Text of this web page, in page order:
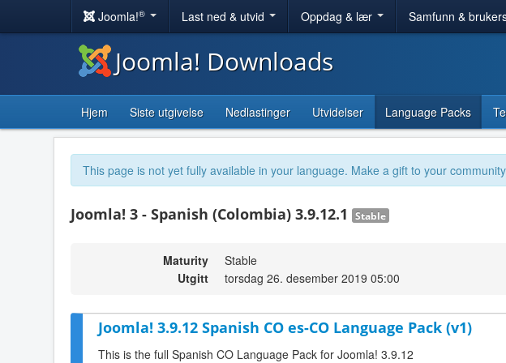
Joomla!® Last ned & utvid Oppdag & lær Samfunn &
Joomla! Downloads
Hjem Siste utgivelse Nedlastinger Utvidelser Language Packs
This page is not yet fully available in your language. Make a gift to your
Joomla! 3 - Spanish (Colombia) 3.9.12.1 Stable
Maturity
Stable
Utgitt
torsdag 26. desember 2019 05:00
Joomla! 3.9.12 Spanish CO es-CO Language Pack (v1)
This is the full Spanish CO Language Pack for Joomla! 3.9.12